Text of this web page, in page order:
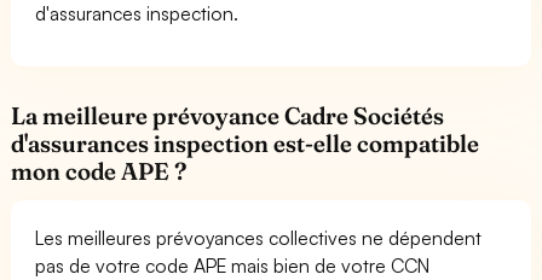
d'assurances inspection.
La meilleure prévoyance Cadre Sociétés
d'assurances inspection est-elle compatible
mon code APE ?
Les meilleures prévoyances collectives ne dépendent
pas de votre code APE mais bien de votre CCN